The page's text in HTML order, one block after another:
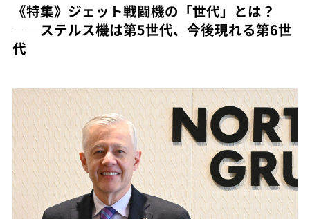
《特集》ジェット戦闘機の「世代」とは？
──ステルス機は第5世代、今後現れる第6世
代